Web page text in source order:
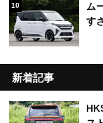
10
ム
す
新着記事